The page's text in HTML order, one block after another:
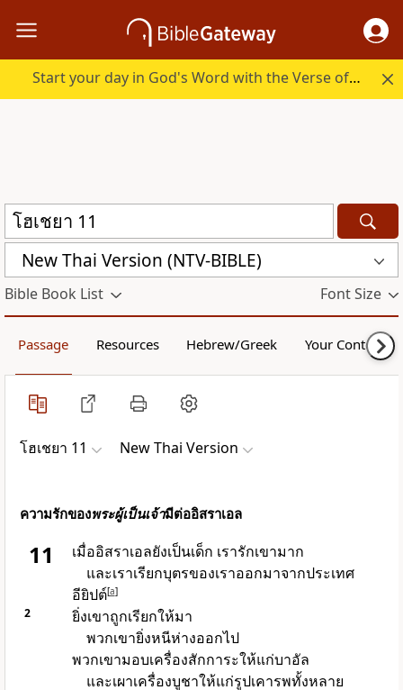
Start your day in God's Word with the Verse of the Day.
New Thai Version (NTV-BIBLE)
Bible Book List Font Size
Passage Resources Hebrew/Greek Your Content
โฮเชยา 11 New Thai Version
ความรักของพระผู้เป็นเจ้ามีต่ออิสราเอล
11
เมื่ออิสราเอลยังเป็นเด็ก เรารักเขามาก
และเราเรียกบุตรของเราออกมาจากประเทศ
อียิปต์[a]
2
ยิ่งเขาถูกเรียกให้มา
พวกเขายิ่งหนีห่างออกไป
พวกเขามอบเครื่องสักการะให้แก่บาอัล
และเผาเครื่องบูชาให้แก่รูปเคารพทั้งหลาย